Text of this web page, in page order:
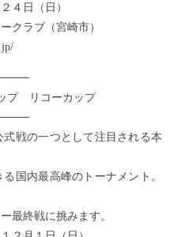
４日（日）
ラブ（宮崎市）
プ リコーカップ
戦の一つとして注目される本
国内最高峰のトーナメント。
最終戦に挑みます。